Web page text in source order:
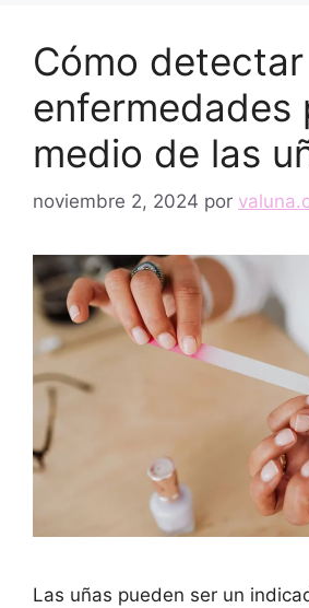
Cómo detectar
enfermedades
medio de las
noviembre 2, 2024 por
Las uñas pueden ser un